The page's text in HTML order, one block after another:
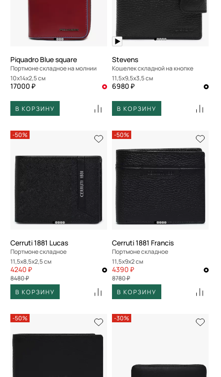
Piquadro Blue square
Портмоне складное на молнии
10x14x2,5 см
17000 ₽
В КОРЗИНУ
Stevens
Кошелек складной на кнопке
11,5x9,5x3,5 см
6980 ₽
В КОРЗИНУ
-50%
Cerruti 1881 Lucas
Портмоне складное
11,5x8,5x2,5 см
4240 ₽
8480 ₽
В КОРЗИНУ
-50%
Cerruti 1881 Francis
Портмоне складное
11,5x9x2 см
4390 ₽
8780 ₽
В КОРЗИНУ
-50% -30%